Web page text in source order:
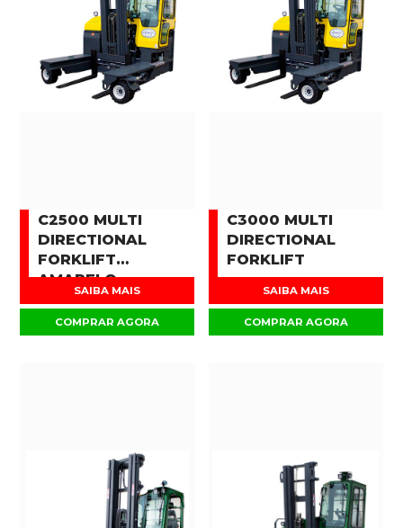
C2500 MULTI
DIRECTIONAL
FORKLIFT
AMARELO
SAIBA MAIS
COMPRAR AGORA
C3000 MULTI
DIRECTIONAL
FORKLIFT
SAIBA MAIS
COMPRAR AGORA